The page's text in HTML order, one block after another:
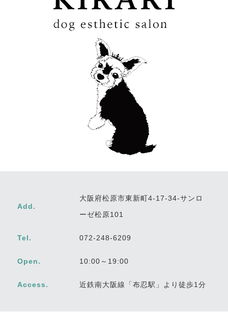
Add.
大阪府松原市東新町4-17-34-サンロ
ーゼ松原101
Tel. 072-248-6209
Open. 10:00～19:00
Access. 近鉄南大阪線「布忍駅」より徒歩1分